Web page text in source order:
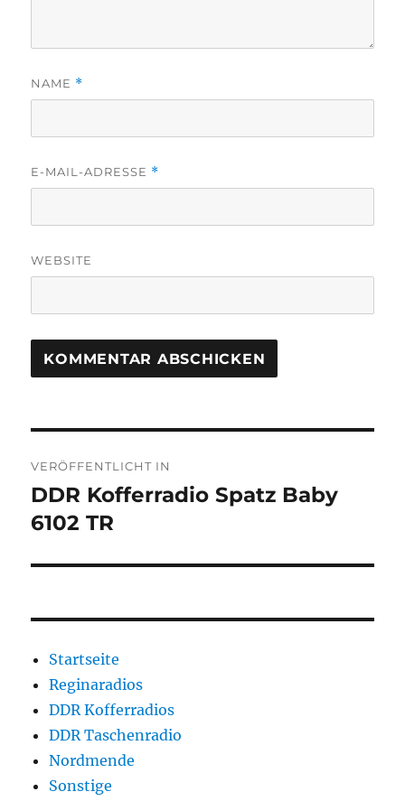
NAME *
E-MAIL-ADRESSE *
WEBSITE
VERÖFFENTLICHT IN
DDR Kofferradio Spatz Baby
6102 TR
Startseite
Reginaradios
DDR Kofferradios
DDR Taschenradio
Nordmende
Sonstige